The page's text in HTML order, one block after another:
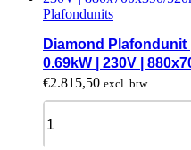
-5°C/+5°C
|
0.58kW
|
230V
|
880x700x390/520mm
quantity
Plafondunits
Diamond Plafondunit |
0.69kW | 230V |
€2.815,50 excl. btw
Plafondunit